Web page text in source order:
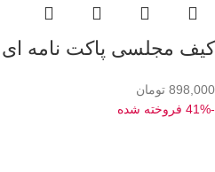
کیف مجلسی پاکت نامه ای کد
898,000 تومان
-41%
فروخته شده